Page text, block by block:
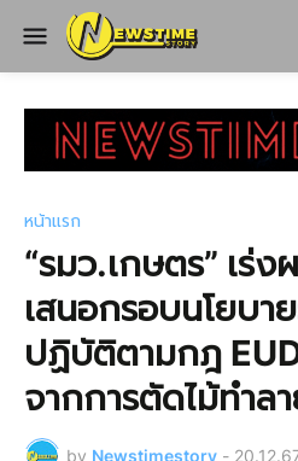
หน้าแรก
“รมว.เกษตร” เร่
เสนอกรอบนโยบา
ปฏิบัติตามกฎ
จากการตัดไม้ทำล
by Newstimestory -